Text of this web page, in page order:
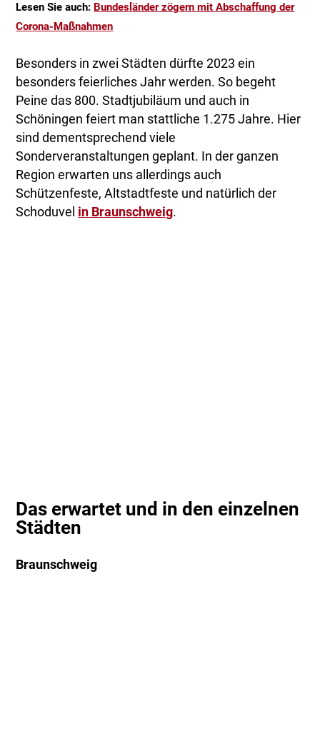
Lesen Sie auch: Bundesländer zögern mit Abschaffung der
Corona-Maßnahmen
Besonders in zwei Städten dürfte 2023 ein
besonders feierliches Jahr werden. So begeht
Peine das 800. Stadtjubiläum und auch in
Schöningen feiert man stattliche 1.275 Jahre. Hier
sind dementsprechend viele
Sonderveranstaltungen geplant. In der ganzen
Region erwarten uns allerdings auch
Schützenfeste, Altstadtfeste und natürlich der
Schoduvel in Braunschweig.
Das erwartet und in den einzelnen
Städten
Braunschweig